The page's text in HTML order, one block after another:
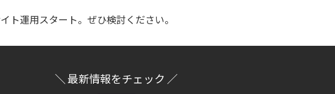
ト運用スタート。ぜひ検討ください。
＼ 最新情報をチェック ／